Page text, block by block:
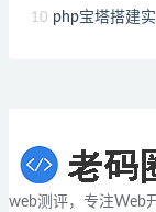
10 php宝塔搭建
web测评，专注Web